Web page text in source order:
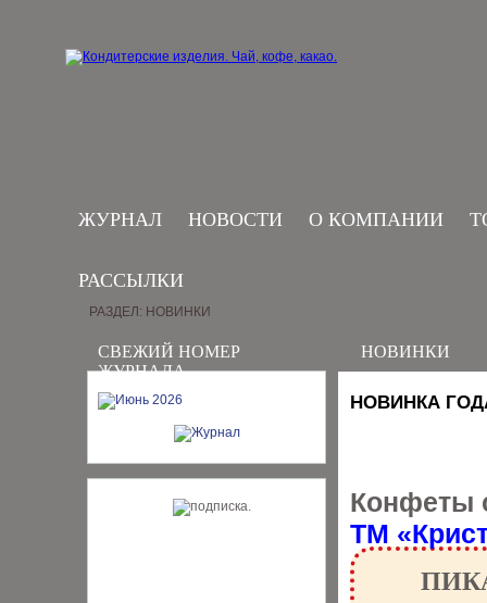
ЖУРНАЛ НОВОСТИ О КОМПАНИИ
РАССЫЛКИ
СВЕЖИЙ НОМЕР
ЖУРНАЛА
РАЗДЕЛ: НОВИНКИ
НОВИНКИ
НОВИНКА
Конфеты
ТМ